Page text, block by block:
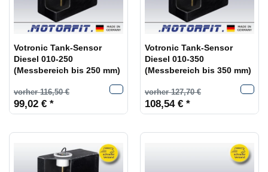
Votronic Tank-Sensor
Diesel 010-250
(Messbereich bis 250 mm)
vorher 116,50 €
99,02 € *
Votronic Tank-Sensor
Diesel 010-350
(Messbereich bis 350 mm)
vorher 127,70 €
108,54 € *